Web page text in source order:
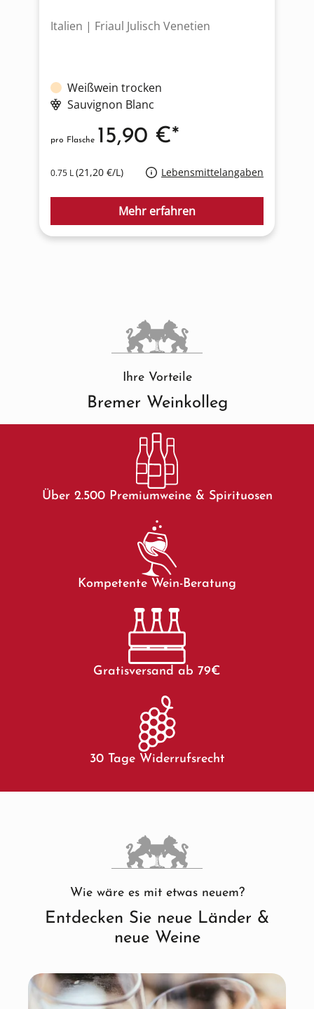
Italien | Friaul Julisch Venetien
Weißwein trocken
Sauvignon Blanc
0.75 L(21,20 €/L) Lebensmittelangaben
pro Flasche 15,90 €*
Mehr erfahren
Ihre Vorteile
Bremer Weinkolleg
Über 2.500 Premiumweine & Spirituosen
Kompetente Wein-Beratung
Gratisversand ab 79€
30 Tage Widerrufsrecht
Wie wäre es mit etwas neuem?
Entdecken Sie neue Länder &
neue Weine